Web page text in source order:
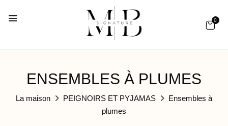
0
ENSEMBLES À PLUMES
La maison PEIGNOIRS ET PYJAMAS
Ensembles à
plumes